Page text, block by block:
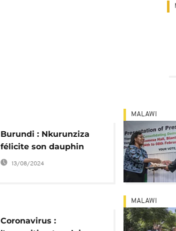
Burundi : Nkurunziza
félicite son dauphin
13/08/2024
MALAWI
Coronavirus :
MALAWI